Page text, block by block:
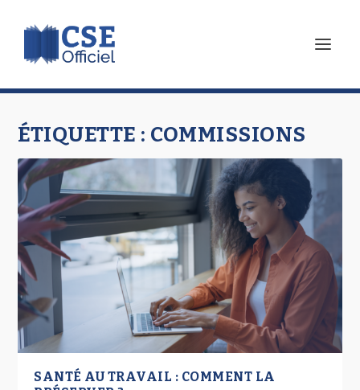
ÉTIQUETTE : COMMISSIONS
SANTÉ AU TRAVAIL : COMMENT LA